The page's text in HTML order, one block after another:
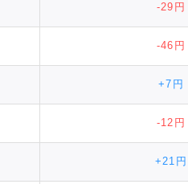
-29円
-46円
+7円
-12円
+21円